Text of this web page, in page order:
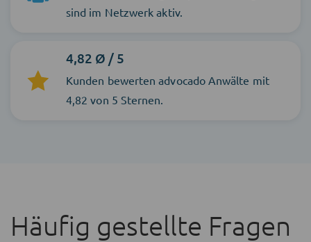
sind im Netzwerk aktiv.
4,82 Ø / 5
Kunden bewerten advocado Anwälte mit
4,82 von 5 Sternen.
Häufig gestellte Fragen